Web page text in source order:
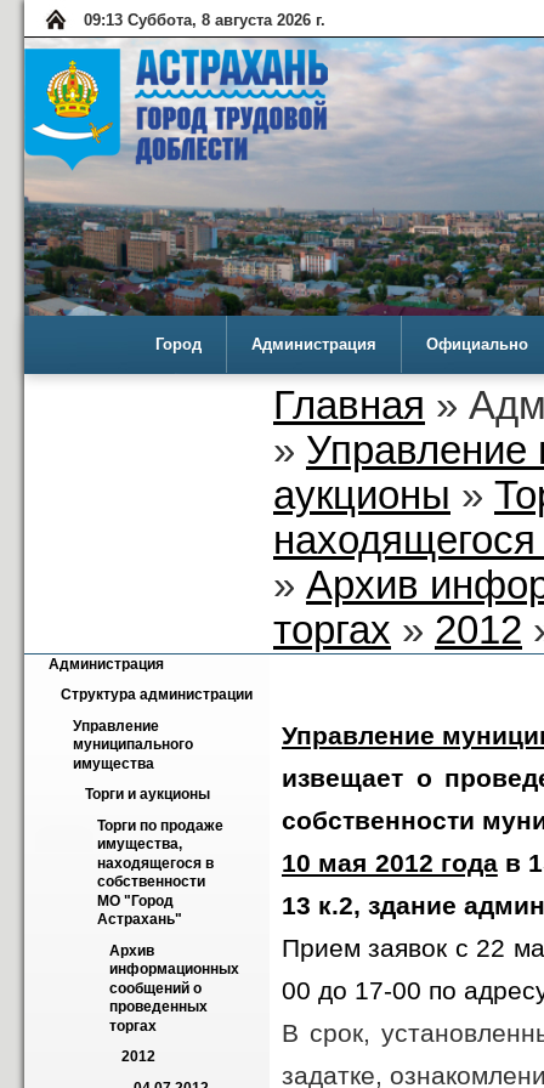
09:13 Суббота, 8 августа 2026 г.
Город Администрация Официально
Главная »
» Управление
аукционы »
» Архив
торгах » 2012
Администрация
Структура администрации
Управление
муниципального
имущества
Торги и аукционы
Торги по продаже
имущества,
находящегося в
собственности
МО "Город
Астрахань"
Архив
информационных
сообщений о
проведенных
торгах
2012
Управление
извещает о
собственности
10 мая 2012 годав
13 к.2, здание
Прием заявок с 22
00 до 17-00 по
В срок,
задатке,